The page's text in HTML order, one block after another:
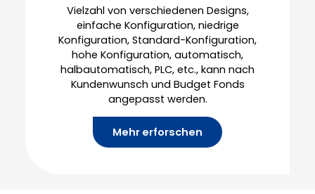
Vielzahl von verschiedenen Designs,
einfache Konfiguration, niedrige
Konfiguration, Standard-Konfiguration,
hohe Konfiguration, automatisch,
halbautomatisch, PLC, etc., kann nach
Kundenwunsch und Budget Fonds
angepasst werden.
Mehr erforschen